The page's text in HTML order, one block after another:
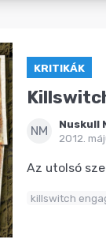
KRITIKÁK
NM
Nuskull
2012.
Az utolsó
killswitch